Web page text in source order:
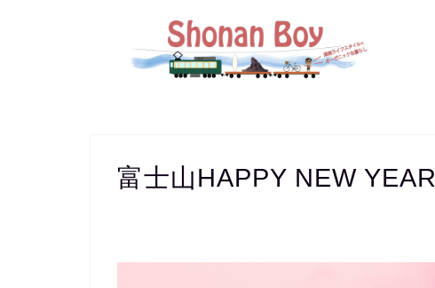
富士山HAPPY NEW YEAR